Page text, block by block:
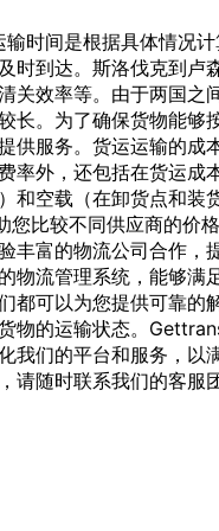
时间是根据具体情况
时到达。斯洛伐克到卢
关效率等。由于两国之
长。为了确保货物能够
供服务。货运运输的成
外，还包括在货运成
和空载（在卸货点和装
比较不同供应商的价
丰富的物流公司合作，
物流管理系统，能够满
都可以为您提供可靠的
物的运输状态。
我们的平台和服务，以
请随时联系我们的客服